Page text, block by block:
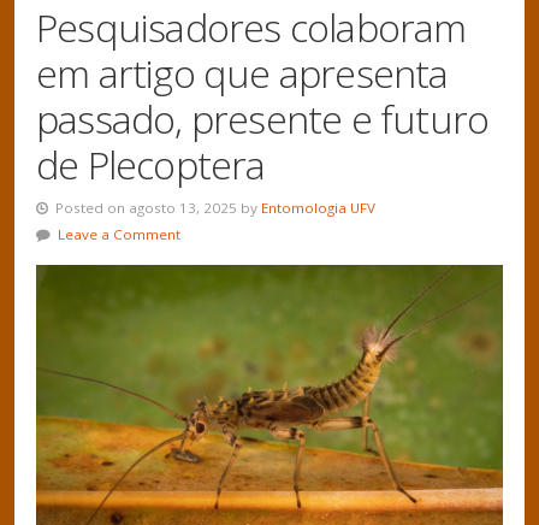
Pesquisadores colaboram
em artigo que apresenta
passado, presente e futuro
de Plecoptera
Posted on agosto 13, 2025 by Entomologia UFV
Leave a Comment